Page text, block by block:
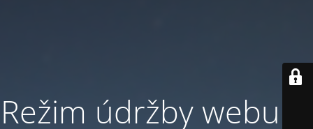
Režim údržby webu je